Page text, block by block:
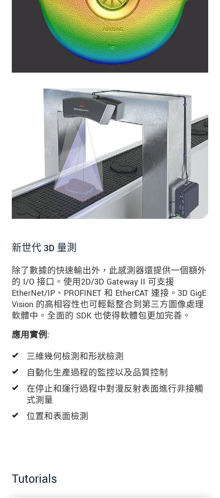
新世代 3D 量測
除了數據的快速輸出外，此感測器還提供一個額外
的 I/O 接口。使用2D/3D Gateway II 可支援
EtherNet/IP、PROFINET 和 EtherCAT 連接。3D GigE
Vision 的高相容性也可輕鬆整合到第三方圖像處理
軟體中。全面的 SDK 也使得軟體包更加完善。
應用實例:
三維幾何檢測和形狀檢測
自動化生產過程的監控以及品質控制
在停止和運行過程中對漫反射表面進行非接觸
式測量
位置和表面檢測
Tutorials